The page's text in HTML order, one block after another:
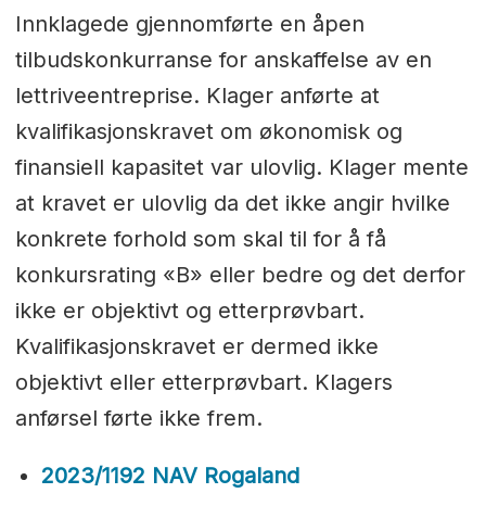
Innklagede gjennomførte en åpen
tilbudskonkurranse for anskaffelse av en
lettriveentreprise. Klager anførte at
kvalifikasjonskravet om økonomisk og
finansiell kapasitet var ulovlig. Klager mente
at kravet er ulovlig da det ikke angir hvilke
konkrete forhold som skal til for å få
konkursrating «B» eller bedre og det derfor
ikke er objektivt og etterprøvbart.
Kvalifikasjonskravet er dermed ikke
objektivt eller etterprøvbart. Klagers
anførsel førte ikke frem.
2023/1192 NAV Rogaland